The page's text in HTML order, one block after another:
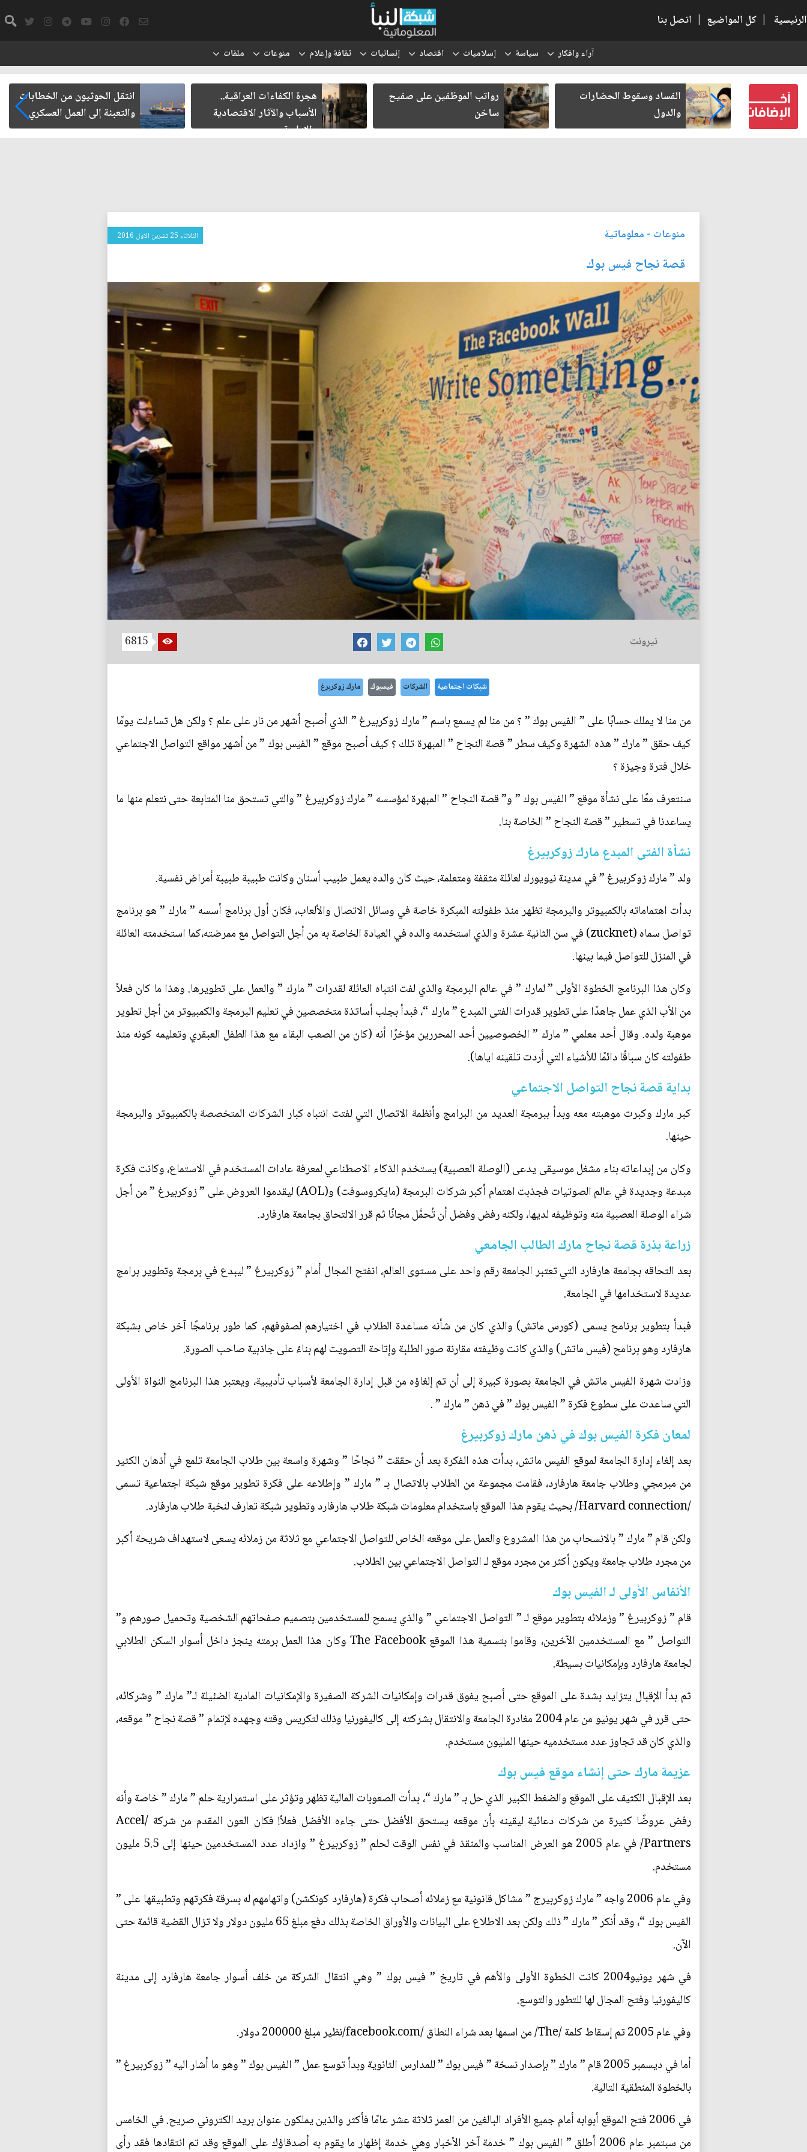
الرئيسية | كل المواضيع | اتصل بنا
آراء وافكار سياسة إسلاميات اقتصاد إنسانيات ثقافة وإعلام منوعات ملفات
كتب لنفسه
الفساد وسقوط الحضارات
والدول
رواتب الموظفين على صفيح
ساخن
هجرة الكفاءات العراقية..
الأسباب والآثار الاقتصادية
والإدارية
انتقل الحوثيون من الخطابات
والتعبئة إلى العمل العسكري
منوعات - معلوماتية الثلاثاء 25 تشرين الاول 2016
قصة نجاح فيس بوك
نيرونت 6815
شبكات اجتماعية الشركات فيسبوك مارك زوكربرغ
من منا ﻻ يملك حسابًا على ” الفيس بوك ” ؟ من منا لم يسمع باسم ” مارك زوكربيرغ ” الذي أصبح أشهر من نار على علم ؟ ولكن هل تساءلت يومًا
كيف حقق ” مارك ” هذه الشهرة وكيف سطر ” قصة النجاح ” المبهرة تلك ؟ كيف أصبح موقع ” الفيس بوك ” من أشهر مواقع التواصل الاجتماعي
خلال فترة وجيزة ؟
سنتعرف معًا على نشأة موقع ” الفيس بوك ” و” قصة النجاح ” المبهرة لمؤسسه ” مارك زوكربيرغ ” والتي تستحق منا المتابعة حتى نتعلم منها ما
يساعدنا في تسطير ” قصة النجاح ” الخاصة بنا.
نشأة الفتى المبدع مارك زوكربيرغ
ولد ” مارك زوكربيرغ ” في مدينة نيويورك لعائلة مثقفة ومتعلمة، حيث كان والده يعمل طبيب أسنان وكانت طبيبة طبيبة أمراض نفسية.
بدأت اهتماماته بالكمبيوتر والبرمجة تظهر منذ طفولته المبكرة خاصة في وسائل الاتصال والألعاب، فكان أول برنامج أسسه ” مارك ” هو برنامج
تواصل سماه (zucknet) في سن الثانية عشرة والذي استخدمه والده في العيادة الخاصة به من أجل التواصل مع ممرضته،كما استخدمته العائلة
في المنزل للتواصل فيما بينها.
وكان هذا البرنامج الخطوة الأولى ” لمارك ” في عالم البرمجة والذي لفت انتباه العائلة لقدرات ” مارك ” والعمل على تطويرها. وهذا ما كان فعلاً
من الأب الذي عمل جاهدًا على تطوير قدرات الفتى المبدع ” مارك “، فبدأ بجلب أساتذة متخصصين في تعليم البرمجة والكمبيوتر من أجل تطوير
موهبة ولده. وقال أحد معلمي ” مارك ” الخصوصيين أحد المحررين مؤخرًا أنه (كان من الصعب البقاء مع هذا الطفل العبقري وتعليمه كونه منذ
طفولته كان سباقًا دائمًا للأشياء التي أردت تلقينه اياها).
بداية قصة نجاح التواصل الاجتماعي
كبر مارك وكبرت موهبته معه وبدأ ببرمجة العديد من البرامج وأنظمة الاتصال التي لفتت انتباه كبار الشركات المتخصصة بالكمبيوتر والبرمجة
حينها.
وكان من إبداعاته بناء مشغل موسيقى يدعى (الوصلة العصبية) يستخدم الذكاء الاصطناعي لمعرفة عادات المستخدم في الاستماع، وكانت فكرة
مبدعة وجديدة في عالم الصوتيات فجذبت اهتمام أكبر شركات البرمجة (مايكروسوفت) و(AOL) ليقدموا العروض على ” زوكربيرغ ” من أجل
شراء الوصلة العصبية منه وتوظيفه لديها، ولكنه رفض وفضل أن تُحمَّل مجانًا ثم قرر الالتحاق بجامعة هارفارد.
زراعة بذرة قصة نجاح مارك الطالب الجامعي
بعد التحاقه بجامعة هارفارد التي تعتبر الجامعة رقم واحد على مستوى العالم، انفتح المجال أمام ” زوكربيرغ ” ليبدع في برمجة وتطوير برامج
عديدة ﻻستخدامها في الجامعة.
فبدأ بتطوير برنامح يسمى (كورس ماتش) والذي كان من شأنه مساعدة الطلاب في اختيارهم لصفوفهم، كما طور برنامجًا آخر خاص بشبكة
هارفارد وهو برنامح (فيس ماتش) والذي كانت وظيفته مقارنة صور الطلبة وإتاحة التصويت لهم بناءً على جاذبية صاحب الصورة.
وزادت شهرة الفيس ماتش في الجامعة بصورة كبيرة إلى أن تم إلغاؤه من قبل إدارة الجامعة لأسباب تأديبية، ويعتبر هذا البرنامج النواة الأولى
التي ساعدت على سطوع فكرة ” الفيس بوك ” في ذهن ” مارك ” .
لمعان فكرة الفيس بوك في ذهن مارك زوكربيرغ
بعد إلغاء إدارة الجامعة لموقع الفيس ماتش، بدأت هذه الفكرة بعد أن حققت ” نجاحًا ” وشهرة واسعة بين طلاب الجامعة تلمع في أذهان الكثير
من مبرمجي وطلاب جامعة هارفارد، فقامت مجموعة من الطلاب بالاتصال بـ ” مارك ” وإطلاعه على فكرة تطوير موقع شبكة اجتماعية تسمى
/Harvard connection/ بحيث يقوم هذا الموقع باستخدام معلومات شبكة طلاب هارفارد وتطوير شبكة تعارف لنخبة طلاب هارفارد.
ولكن قام ” مارك ” بالانسحاب من هذا المشروع والعمل على موقعه الخاص للتواصل الاجتماعي مع ثلاثة من زملائه يسعى لاستهداف شريحة أكبر
من مجرد طلاب جامعة ويكون أكثر من مجرد موقع لـ التواصل الاجتماعي بين الطلاب.
الأنفاس الأولى لـ الفيس بوك
قام ” زوكربيرغ ” وزملائه بتطوير موقع لـ ” التواصل الاجتماعي ” والذي يسمح للمستخدمين بتصميم صفحاتهم الشخصية وتحميل صورهم و”
التواصل ” مع المستخدمين الآخرين، وقاموا بتسمية هذا الموقع The Facebook وكان هذا العمل برمته ينجز داخل أسوار السكن الطلابي
لجامعة هارفارد وبإمكانيات بسيطة.
ثم بدأ الإقبال يتزايد بشدة على الموقع حتى أصبح يفوق قدرات وإمكانيات الشركة الصغيرة والإمكانيات المادية الضئيلة لـ” مارك ” وشركائه،
حتى قرر في شهر يونيو من عام 2004 مغادرة الجامعة والانتقال بشركته إلى كاليفورنيا وذلك لتكريس وقته وجهده لإتمام ” قصة نجاح ” موقعه،
والذي كان قد تجاوز عدد مستخدميه حينها المليون مستخدم.
عزيمة مارك حتى إنشاء موقع فيس بوك
بعد الإقبال الكثيف على الموقع والضغط الكبير الذي حل بـ ” مارك “، بدأت الصعوبات المالية تظهر وتؤثر على استمرارية حلم ” مارك ” خاصة وأنه
رفض عروضًا كثيرة من شركات دعائية ليقينه بأن موقعه يستحق الأفضل حتى جاءه الأفضل فعلاً! فكان العون المقدم من شركة /Accel
Partners/ في عام 2005 هو العرض المناسب والمنقذ في نفس الوقت لحلم ” زوكربيرغ ” وازداد عدد المستخدمين حينها إلى 5.5 مليون
مستخدم.
وفي عام 2006 واجه ” مارك زوكربيرج ” مشاكل قانونية مع زملائه أصحاب فكرة (هارفارد كونكشن) واتهامهم له بسرقة فكرتهم وتطبيقها على ”
الفيس بوك “، وقد أنكر ” مارك ” ذلك ولكن بعد الاطلاع على البيانات والأوراق الخاصة بذلك دفع مبلغ 65 مليون دوﻻر وﻻ تزال القضية قائمة حتى
الآن.
في شهر يونيو2004 كانت الخطوة الأولى والأهم في تاريخ ” فيس بوك ” وهي انتقال الشركة من خلف أسوار جامعة هارفارد إلى مدينة
كاليفورنيا وفتح المجال لها للتطور والتوسع.
وفي عام 2005 تم إسقاط كلمة /The/ من اسمها بعد شراء النطاق /facebook.com/نظير مبلغ 200000 دوﻻر.
أما في ديسمبر 2005 قام ” مارك ” بإصدار نسخة ” فيس بوك ” للمدارس الثانوية وبدأ توسع عمل ” الفيس بوك ” وهو ما أشار اليه ” زوكربيرغ ”
بالخطوة المنطقية التالية.
في 2006 فتح الموقع أبوابه أمام جميع الأفراد البالغين من العمر ثلاثة عشر عامًا فأكثر والذين يملكون عنوان بريد الكتروني صريح. في الخامس
من سبتمبر عام 2006 أطلق ” الفيس بوك ” خدمة آخر الأخبار وهي خدمة إظهار ما يقوم به أصدقاؤك على الموقع وقد تم انتقادها فقد رأى